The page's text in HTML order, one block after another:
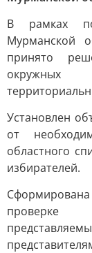
В рамках
Мурманской
принято
окружных
Установлен
от
областного
избирателей.
проверке